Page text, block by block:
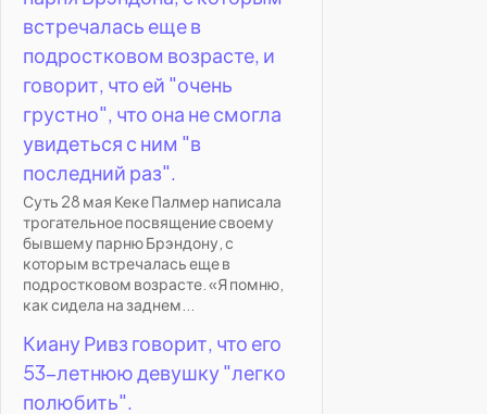
встречалась еще в
подростковом возрасте, и
говорит, что ей "очень
грустно", что она не смогла
увидеться с ним "в
последний раз".
Суть 28 мая Кеке Палмер написала
трогательное посвящение своему
бывшему парню Брэндону, с
которым встречалась еще в
подростковом возрасте. «Я помню,
как сидела на заднем...
Киану Ривз говорит, что его
53-летнюю девушку "легко
полюбить".